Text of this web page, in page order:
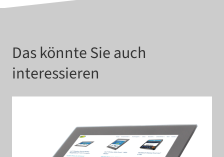
Das könnte Sie auch
interessieren